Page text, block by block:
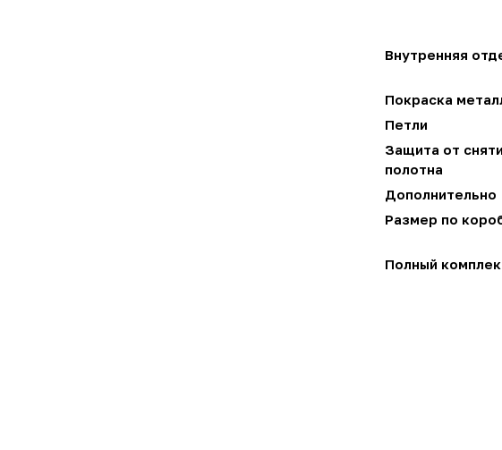
Внутренняя
Покраска
Петли
Защита от
полотна
Дополнительно
Размер по
Полный